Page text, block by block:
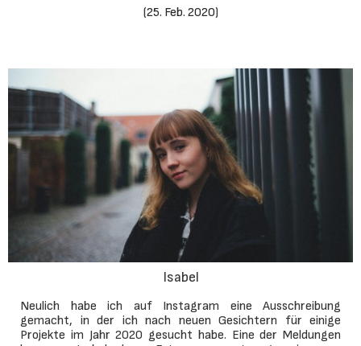
(25. Feb. 2020)
Isabel
Neulich habe ich auf Instagram eine Ausschreibung
gemacht, in der ich nach neuen Gesichtern für einige
Projekte im Jahr 2020 gesucht habe. Eine der Meldungen